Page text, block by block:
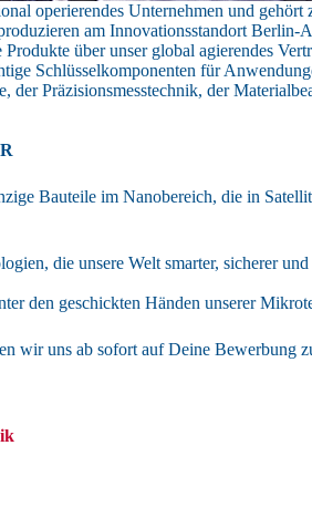
operierendes Unternehmen und gehört
am Innovationsstandort Berlin-
über unser global agierendes
Schlüsselkomponenten für
Präzisionsmesstechnik, der
Bauteile im Nanobereich, die in
die unsere Welt smarter, sicherer
den geschickten Händen unserer
wir uns ab sofort auf Deine